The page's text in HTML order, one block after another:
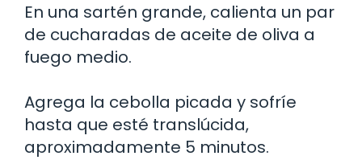
En una sartén grande, calienta un par
de cucharadas de aceite de oliva a
fuego medio.
Agrega la cebolla picada y sofríe
hasta que esté translúcida,
aproximadamente 5 minutos.